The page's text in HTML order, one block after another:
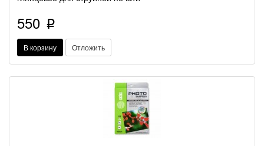
550 p
В корзину Отложить